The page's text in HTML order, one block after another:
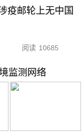
疫邮轮上无中国
阅读 10685
监测网络